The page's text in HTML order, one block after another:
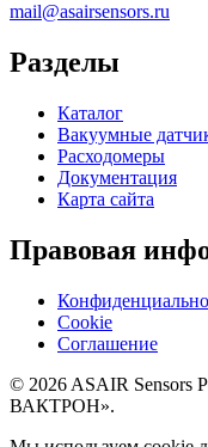
mail@asairsensors.ru
Разделы
Каталог
Вакуумные
Расходомеры
Документация
Карта сайта
Правовая
Cookie
Соглашение
© 2026 ASAIR Sensors
ВАКТРОН».